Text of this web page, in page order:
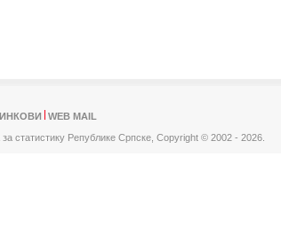
WEB MAIL
статистику Републике Српске, Copyright © 2002 - 2026.